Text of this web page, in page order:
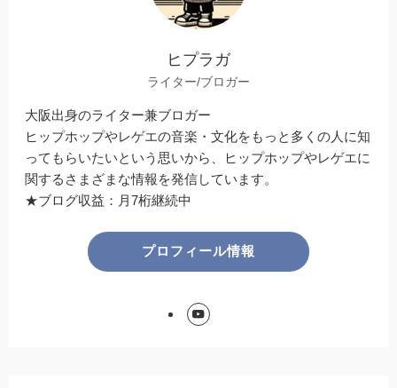
ヒプラガ
ライター/ブロガー
大阪出身のライター兼ブロガー
ヒップホップやレゲエの音楽・文化をもっと多くの人に知
ってもらいたいという思いから、ヒップホップやレゲエに
関するさまざまな情報を発信しています。
★ブログ収益：月7桁継続中
プロフィール情報